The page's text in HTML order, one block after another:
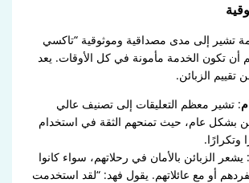
تشير إلى مدى مصداقية وموثوقية “تاكسي
أن تكون الخدمة مأمونة في كل الأوقات. يعد
الزبائن.
: تشير معظم التعليقات إلى تصنيف عالي
بشكل عام، حيث تمنحهم الثقة في استخدام
وتكرارًا.
: يشعر الزبائن بالأمان في رحلاتهم، سواء كانوا
أو مع عائلاتهم. يقول فهد: “لقد استخدمت